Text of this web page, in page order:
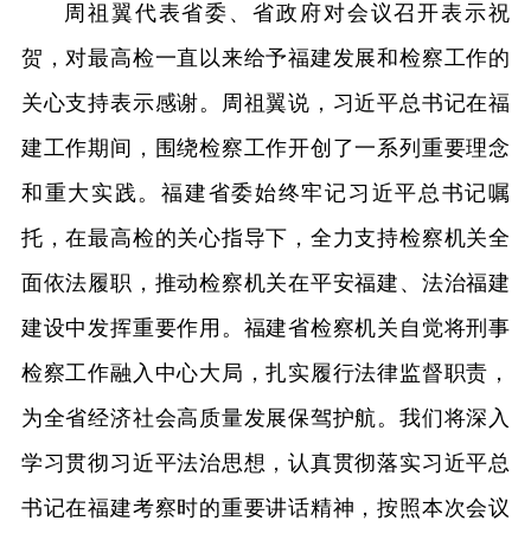
周祖翼代表省委、省政府对会议召开表示祝
贺，对最高检一直以来给予福建发展和检察工作的
关心支持表示感谢。周祖翼说，习近平总书记在福
建工作期间，围绕检察工作开创了一系列重要理念
和重大实践。福建省委始终牢记习近平总书记嘱
托，在最高检的关心指导下，全力支持检察机关全
面依法履职，推动检察机关在平安福建、法治福建
建设中发挥重要作用。福建省检察机关自觉将刑事
检察工作融入中心大局，扎实履行法律监督职责，
为全省经济社会高质量发展保驾护航。我们将深入
学习贯彻习近平法治思想，认真贯彻落实习近平总
书记在福建考察时的重要讲话精神，按照本次会议